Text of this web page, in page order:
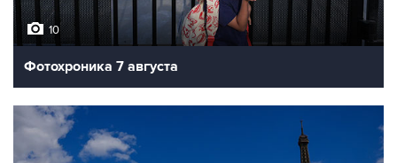
10
Фотохроника 7 августа